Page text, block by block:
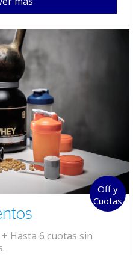
Off y
Cuotas
Hasta 6 cuotas sin